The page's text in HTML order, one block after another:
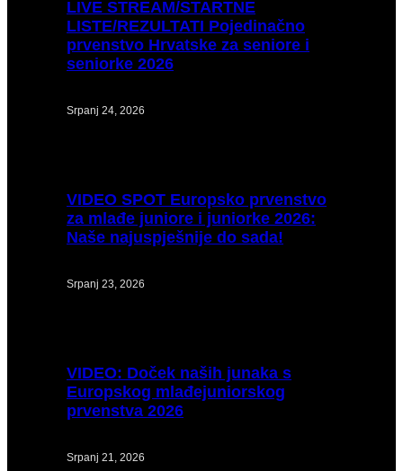
LIVE STREAM/STARTNE
LISTE/REZULTATI Pojedinačno
prvenstvo Hrvatske za seniore i
seniorke 2026
Srpanj 24, 2026
VIDEO SPOT Europsko prvenstvo
za mlađe juniore i juniorke 2026:
Naše najuspješnije do sada!
Srpanj 23, 2026
VIDEO: Doček naših junaka s
Europskog mlađejuniorskog
prvenstva 2026
Srpanj 21, 2026